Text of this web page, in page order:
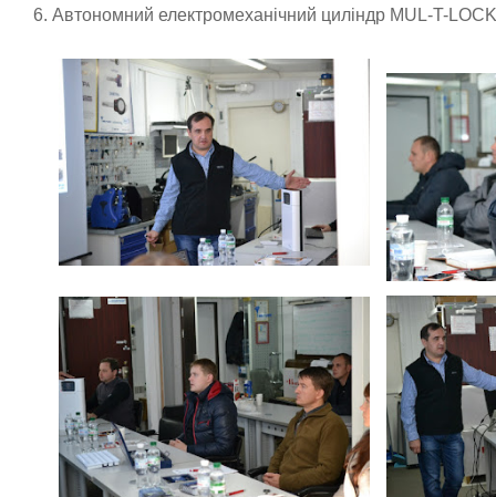
6. Автономний електромеханічний циліндр MUL-T-LOCK